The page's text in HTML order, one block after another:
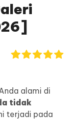
alami di
tidak
terjadi pada